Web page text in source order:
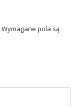
Wymagane pola są